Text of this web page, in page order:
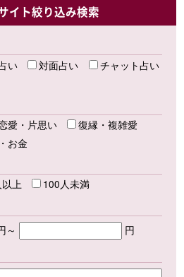
イト絞り込み検索
い 対面占い
チャット占い
愛・片思い
復縁・複雑愛
お金
上
100人未満
～
円